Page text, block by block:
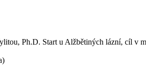
Ph.D. Start u Alžbětiných lázní, cíl v